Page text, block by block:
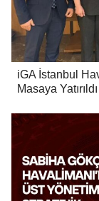
iGA İstanbul
Masaya Yatırıldı